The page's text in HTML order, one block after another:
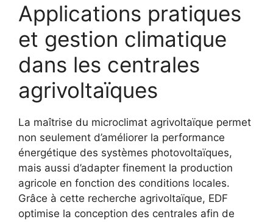
Applications pratiques
et gestion climatique
dans les centrales
agrivoltaïques
La maîtrise du microclimat agrivoltaïque permet
non seulement d’améliorer la performance
énergétique des systèmes photovoltaïques,
mais aussi d’adapter finement la production
agricole en fonction des conditions locales.
Grâce à cette recherche agrivoltaïque, EDF
optimise la conception des centrales afin de